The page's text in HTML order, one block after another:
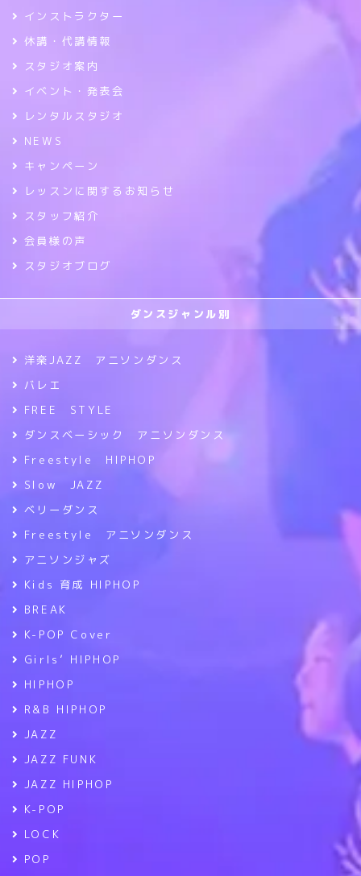
インストラクター
休講・代講情報
スタジオ案内
イベント・発表会
レンタルスタジオ
NEWS
キャンペーン
レッスンに関するお知らせ
スタッフ紹介
会員様の声
スタジオブログ
ダンスジャンル別
洋楽JAZZ アニソンダンス
バレエ
FREE STYLE
ダンスベーシック アニソンダンス
Freestyle HIPHOP
Slow JAZZ
ベリーダンス
Freestyle アニソンダンス
アニソンジャズ
Kids 育成 HIPHOP
BREAK
K-POP Cover
Girls’ HIPHOP
HIPHOP
R&B HIPHOP
JAZZ
JAZZ FUNK
JAZZ HIPHOP
K-POP
LOCK
POP